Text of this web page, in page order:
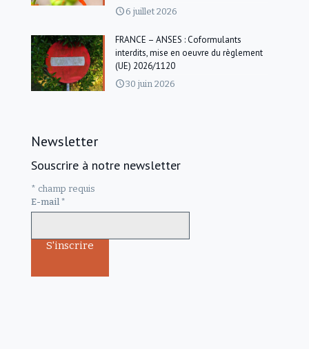
6 juillet 2026
FRANCE – ANSES : Coformulants
interdits, mise en oeuvre du règlement
(UE) 2026/1120
30 juin 2026
Newsletter
Souscrire à notre newsletter
* champ requis
E-mail *